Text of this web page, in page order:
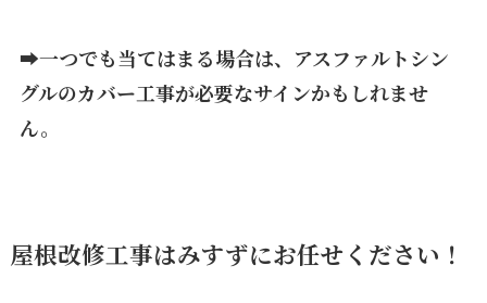
➡一つでも当てはまる場合は、 アスファルトシン
グルのカバー工事が必要なサインかもしれませ
ん。
屋根改修工事はみすずにお任せください！